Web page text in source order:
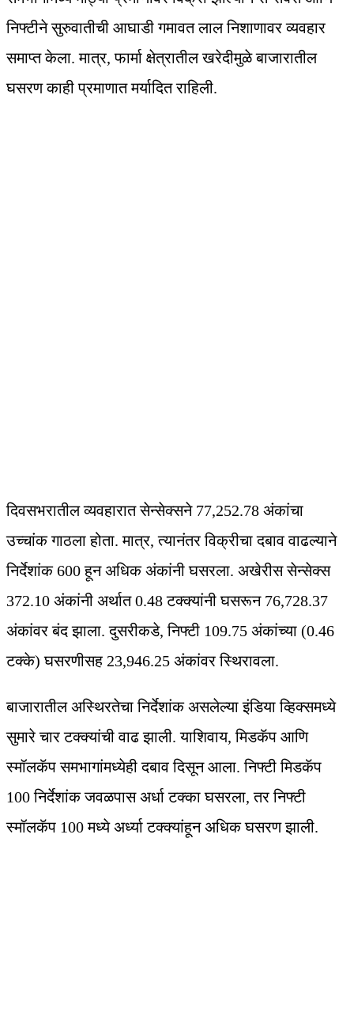
निफ्टीने सुरुवातीची आघाडी गमावत लाल निशाणावर व्यवहार
समाप्त केला. मात्र, फार्मा क्षेत्रातील खरेदीमुळे बाजारातील
घसरण काही प्रमाणात मर्यादित राहिली.
दिवसभरातील व्यवहारात सेन्सेक्सने 77,252.78 अंकांचा
उच्चांक गाठला होता. मात्र, त्यानंतर विक्रीचा दबाव वाढल्याने
निर्देशांक 600 हून अधिक अंकांनी घसरला. अखेरीस सेन्सेक्स
372.10 अंकांनी अर्थात 0.48 टक्क्यांनी घसरून 76,728.37
अंकांवर बंद झाला. दुसरीकडे, निफ्टी 109.75 अंकांच्या (0.46
टक्के) घसरणीसह 23,946.25 अंकांवर स्थिरावला.
बाजारातील अस्थिरतेचा निर्देशांक असलेल्या इंडिया व्हिक्समध्ये
सुमारे चार टक्क्यांची वाढ झाली. याशिवाय, मिडकॅप आणि
स्मॉलकॅप समभागांमध्येही दबाव दिसून आला. निफ्टी मिडकॅप
100 निर्देशांक जवळपास अर्धा टक्का घसरला, तर निफ्टी
स्मॉलकॅप 100 मध्ये अर्ध्या टक्क्यांहून अधिक घसरण झाली.